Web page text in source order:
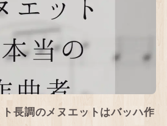
ト長調のメヌエットはバッハ作